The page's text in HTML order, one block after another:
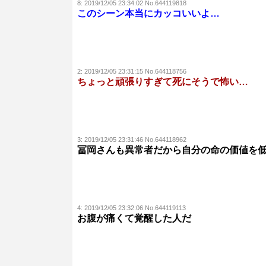
8: 2019/12/05 23:34:02 No.644119818
このシーン本当にカッコいいよ…
2: 2019/12/05 23:31:15 No.644118756
ちょっと頑張りすぎて死にそうで怖い…
3: 2019/12/05 23:31:46 No.644118962
冨岡さんも異常者だから自分の命の価値を
4: 2019/12/05 23:32:06 No.644119113
お腹が痛くて覚醒した人だ